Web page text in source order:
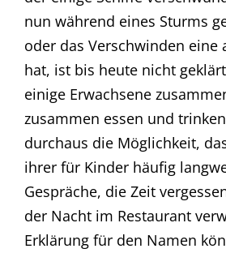
nun während eines Sturms
oder das Verschwinden eine
hat, ist bis heute nicht
einige Erwachsene
zusammen essen und
durchaus die Möglichkeit,
ihrer für Kinder häufig
Gespräche, die Zeit
der Nacht im Restaurant
Erklärung für den Namen